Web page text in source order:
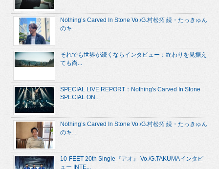
Nothing’s Carved In Stone Vo./G.村松拓 続・たっきゅん
のキ...
それでも世界が続くならインタビュー：終わりを見据え
ても尚...
SPECIAL LIVE REPORT：Nothing's Carved In Stone
SPECIAL ON...
Nothing’s Carved In Stone Vo./G.村松拓 続・たっきゅん
のキ...
10-FEET 20th Single『アオ』 Vo./G.TAKUMAインタビ
ュー INTE...